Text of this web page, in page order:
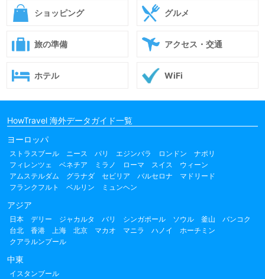
ショッピング グルメ
旅の準備 アクセス・交通
ホテル WiFi
HowTravel 海外データガイド一覧
ヨーロッパ
ストラスブール ニース パリ エジンバラ ロンドン
ナポリ
フィレンツェ
ベネチア ミラノ ローマ スイス
ウィーン
アムステルダム
グラナダ セビリア バルセロナ
マドリード
フランクフルト
ベルリン ミュンヘン
アジア
日本 デリー ジャカルタ バリ シンガポール ソウル 釜山
バンコク
台北
香港 上海 北京 マカオ マニラ ハノイ
ホーチミン
クアラルンプール
中東
イスタンブール